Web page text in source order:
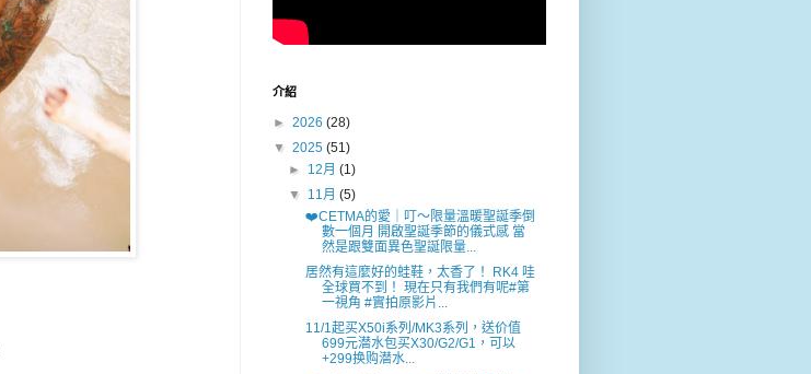
介紹
► 2026 (28)
▼ 2025 (51)
► 12月(1)
▼ 11月(5)
❤️CETMA的愛｜叮～限量溫暖聖誕季倒
數一個月 開啟聖誕季節的儀式感 當
然是跟雙面異色聖誕限量...
居然有這麼好的蛙鞋，太香了！ RK4 哇
全球買不到！ 現在只有我們有呢#第
一視角 #實拍原影片...
11/1起买X50i系列/MK3系列，送价值
699元潜水包买X30/G2/G1，可以
+299换购潜水...